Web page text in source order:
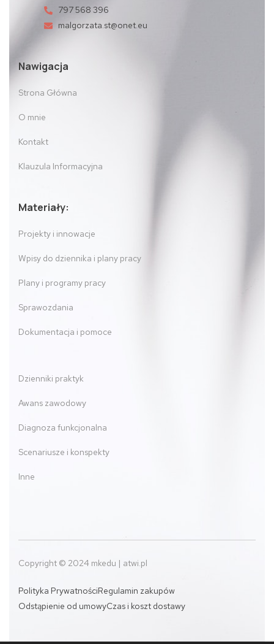
797 568 396
malgorzata.st@onet.eu
Nawigacja
Strona Główna
O mnie
Kontakt
Klauzula Informacyjna
Materiały:
Projekty i innowacje
Wpisy do dziennika i plany pracy
Plany i programy pracy
Sprawozdania
Dokumentacja i pomoce
Dzienniki praktyk
Awans zawodowy
Diagnoza funkcjonalna
Scenariusze i konspekty
Inne
Copyright © 2024 mkedu | atwi.pl
Polityka PrywatnościRegulamin zakupów
Odstąpienie od umowyCzas i koszt dostawy